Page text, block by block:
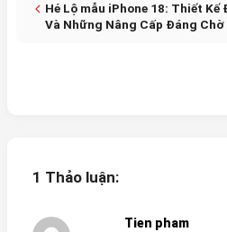
Hé Lộ mẫu iPhone 18: Thiết
Và Những Nâng Cấp Đáng
1 Thảo luận:
Tien pham